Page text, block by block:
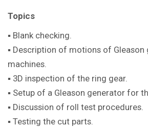
Topics
▪ Blank checking.
▪ Description of motions of Gleason
machines.
▪ 3D inspection of the ring gear.
▪ Setup of a Gleason generator for
▪ Discussion of roll test procedures.
▪ Testing the cut parts.